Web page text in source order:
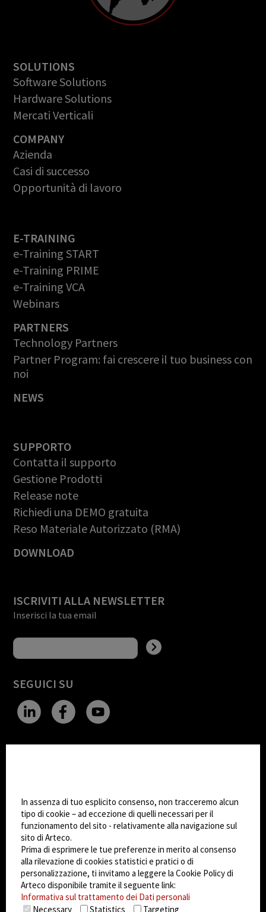
SOLUTIONS
Software Solutions
Hardware Solutions
Mercati Verticali
COMPANY
Azienda
Casi di successo
Opportunità di lavoro
E-TRAINING
e-Training START
e-Training PRIME
e-Training VCA
Webinars
PARTNERS
Technology Partners
Partner Program: fai crescere il tuo business con
noi
NEWS
SUPPORTO
Contatta il supporto
Gestione Prodotti
Release note
Richiedi una DEMO gratuita
Reso Materiale Autorizzato (RMA)
DOWNLOAD
ISCRIVITI ALLA NEWSLETTER
Inserisci la tua email
SEGUICI SU
Dark Mode
© 2026Arteco srl - Società soggetta a direzione
e coordinamento di KRENOVA SRL (Società a
socio unico)
Partita IVA: 02814270399 - Sede Legale: Via Pana
180, 48018 Faenza (RA) Italy - REA: RA - 261533 -
Capitale sociale sottoscritto: €100.000,00
In assenza di tuo esplicito consenso, non tracceremo alcun
tipo di cookie – ad eccezione di quelli necessari per il
funzionamento del sito - relativamente alla navigazione sul
sito di Arteco.
Prima di esprimere le tue preferenze in merito al consenso
alla rilevazione di cookies statistici e pratici o di
personalizzazione, ti invitamo a leggere la Cookie Policy di
Arteco disponibile tramite il seguente link:
Informativa sul trattamento dei Dati personali
Necessary
Statistics Targeting